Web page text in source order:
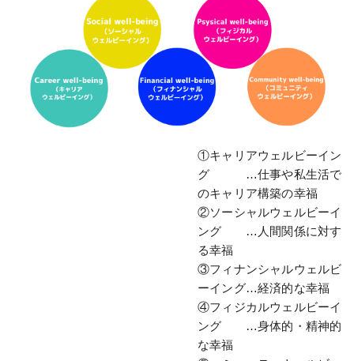
①キャリアウェルビーイン
グ …仕事や私生活で
のキャリア構築の幸福
②ソーシャルウェルビーイ
ング …人間関係に対す
る幸福
③フィナンシャルウェルビ
ーイング…経済的な幸福
④フィジカルウェルビーイ
ング …身体的・精神的
な幸福